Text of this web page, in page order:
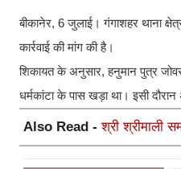
बीकानेर, 6 जुलाई। गंगाशहर थाना
कार्रवाई की मांग की है।
शिकायत के अनुसार, हनुमान पुत्र
धर्मकांटा के पास खड़ा था। इसी दौरान
Also Read -श्री श्रीमाली